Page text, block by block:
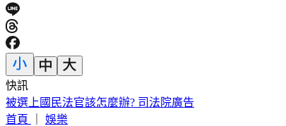
快訊
路透：伊朗警告波灣國家 美再動武恐危及區域能源設施
首頁
娛樂